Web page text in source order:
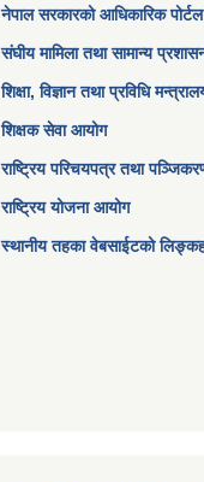
नेपाल सरकारको आधिकारिक पोर्टल
संघीय मामिला तथा सामान्य
शिक्षा, विज्ञान तथा प्रविधि
शिक्षक सेवा आयोग
राष्ट्रिय परिचयपत्र तथा
राष्ट्रिय योजना आयोग
स्थानीय तहका वेबसाईटको